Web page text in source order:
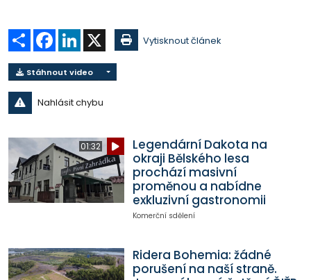
Sdílet Facebook
LinkedIn Vytisknout článek
Stáhnout video
Nahlásit chybu
01:32
Legendární Dakota na
okraji Bělského lesa
prochází masivní
proměnou a nabídne
exkluzivní gastronomii
Komerční sdělení
Ridera Bohemia: žádné
porušení na naší straně.